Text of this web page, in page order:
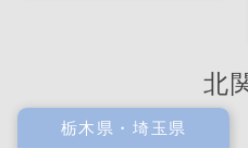
北
栃木県・埼玉県